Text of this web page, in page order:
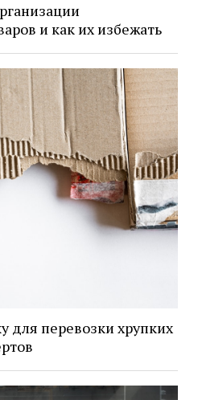
и как их избежать
для перевозки хрупких